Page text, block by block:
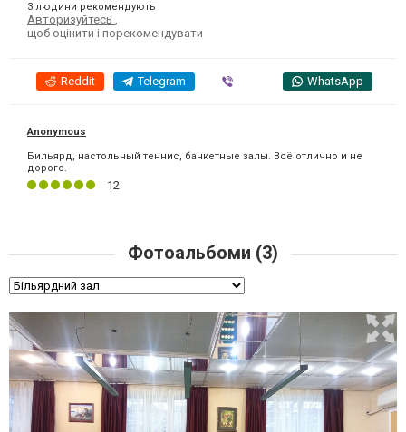
3 людини рекомендують
Авторизуйтесь ,
щоб оцінити і порекомендувати
Reddit Telegram WhatsApp
Anonymous
Бильярд, настольный теннис, банкетные залы. Всё отлично и не
дорого.
12
Фотоальбоми (3)